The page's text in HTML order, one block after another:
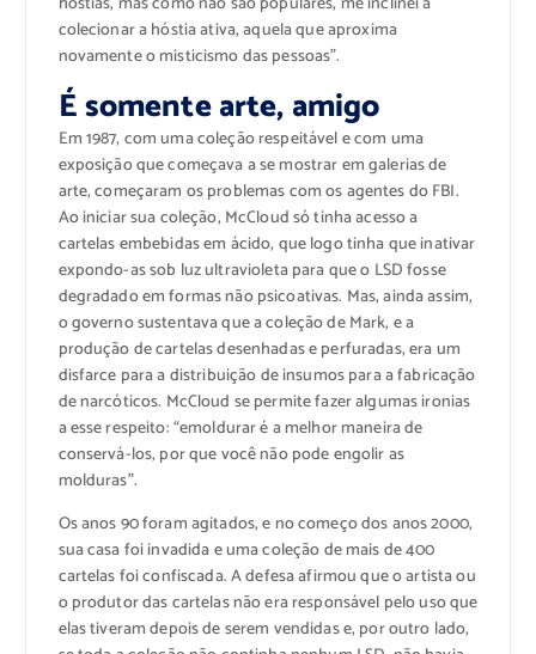
colecionar a hóstia ativa, aquela que aproxima
novamente o misticismo das pessoas”.
É somente arte, amigo
Em 1987, com uma coleção respeitável e com uma
exposição que começava a se mostrar em galerias de
arte, começaram os problemas com os agentes do FBI.
Ao iniciar sua coleção, McCloud só tinha acesso a
cartelas embebidas em ácido, que logo tinha que inativar
expondo-as sob luz ultravioleta para que o LSD fosse
degradado em formas não psicoativas. Mas, ainda assim,
o governo sustentava que a coleção de Mark, e a
produção de cartelas desenhadas e perfuradas, era um
disfarce para a distribuição de insumos para a fabricação
de narcóticos. McCloud se permite fazer algumas ironias
a esse respeito: “emoldurar é a melhor maneira de
conservá-los, por que você não pode engolir as
molduras”.
Os anos 90 foram agitados, e no começo dos anos 2000,
sua casa foi invadida e uma coleção de mais de 400
cartelas foi confiscada. A defesa afirmou que o artista ou
o produtor das cartelas não era responsável pelo uso que
elas tiveram depois de serem vendidas e, por outro lado,